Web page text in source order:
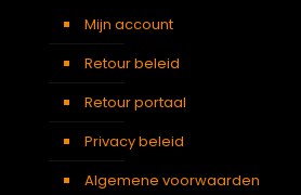
Mijn account
Retour beleid
Retour portaal
Privacy beleid
Algemene voorwaarden